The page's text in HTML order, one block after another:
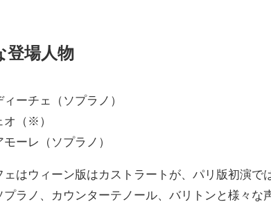
登場人物
ィーチェ（ソプラノ）
オ（※）
ーレ（ソプラノ）
はウィーン版はカストラートが、パリ版初演で
プラノ、カウンターテノール、バリトンと様々な